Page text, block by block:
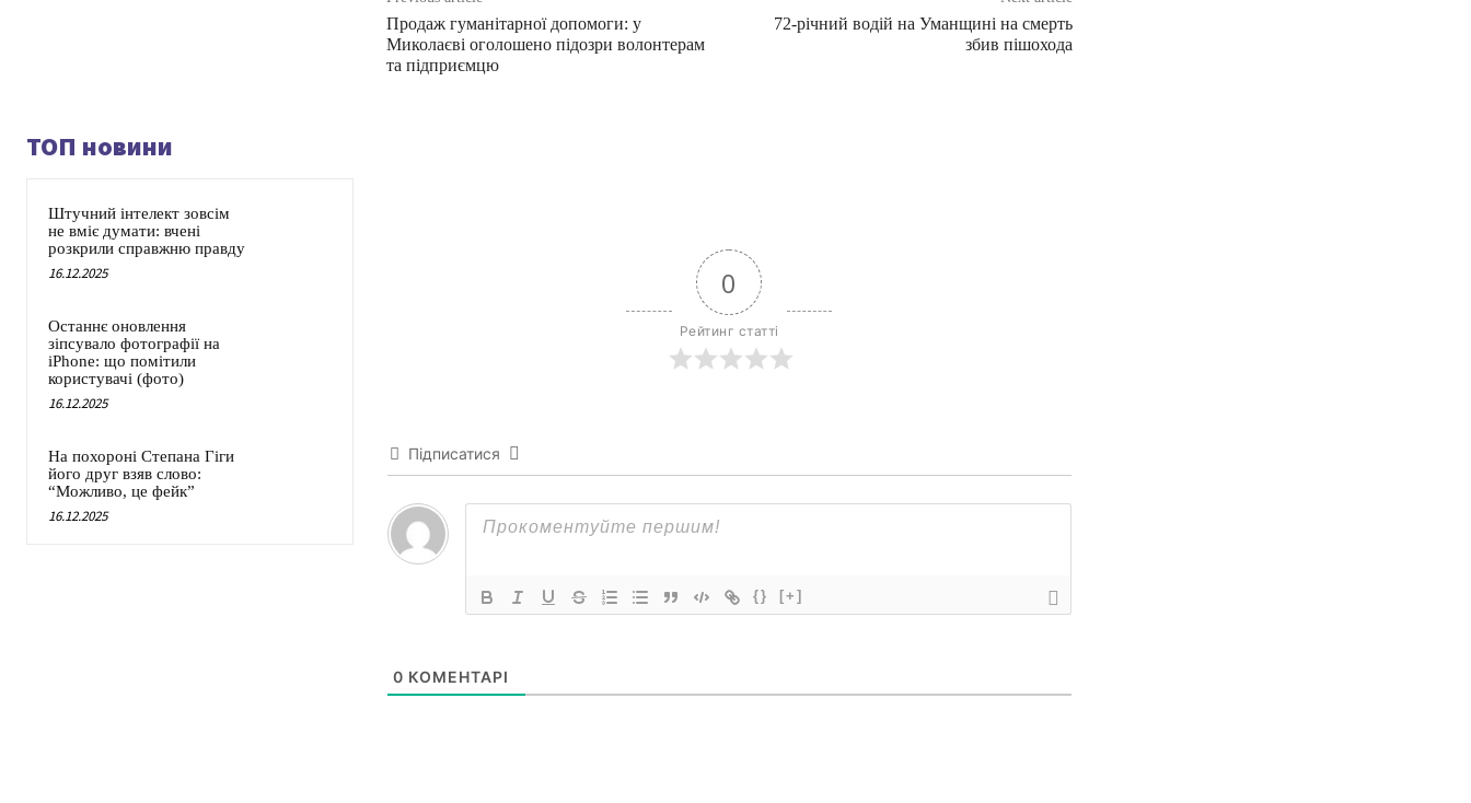
Продаж гуманітарної допомоги: у
Миколаєві оголошено підозри волонтерам
та підприємцю
72-річний водій на Уманщині на смерть
збив пішохода
ТОП новини
Штучний інтелект зовсім
не вміє думати: вчені
розкрили справжню правду
16.12.2025
Останнє оновлення
зіпсувало фотографії на
iPhone: що помітили
користувачі (фото)
16.12.2025
На похороні Степана Гіги
його друг взяв слово:
“Можливо, це фейк”
16.12.2025
0
Рейтинг статті
Підписатися
{} [+]
0 КОМЕНТАРІ